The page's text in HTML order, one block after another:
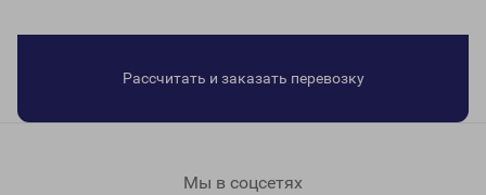
Рассчитать и заказать перевозку
Мы в соцсетях